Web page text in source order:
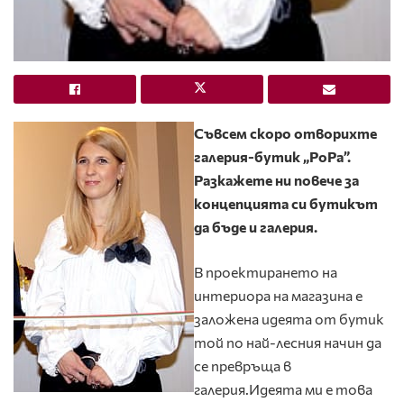
Съвсем скоро отворихте
галерия-бутик „РоРа”.
Разкажете ни повече за
концепцията си бутикът
да бъде и галерия.
В проектирането на
интериора на магазина е
заложена идеята от бутик
той по най-лесния начин да
се превръща в
галерия.Идеята ми е това